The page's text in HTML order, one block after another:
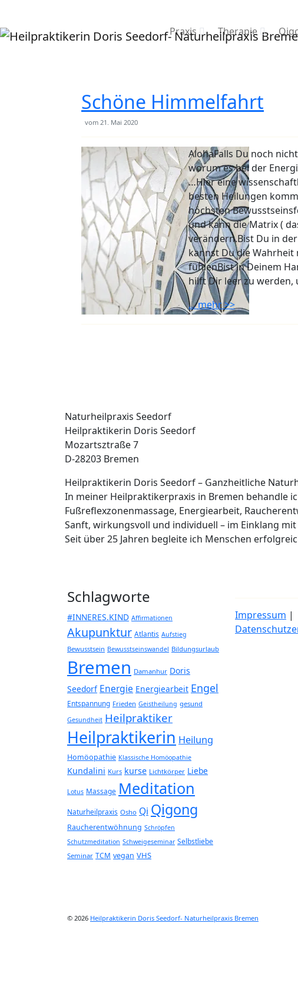
Praxis Therapie
Schöne Himmelfahrt
vom 21. Mai 2020
AlohaFalls Du noch
worum es bei der
…Hier eine
besten Heilungen
höchsten
und kann die Matrix (
verändern.Bist Du in
kannst Du die Wahrheit
fühlenBist in Deinem
hilft Dir leer zu werden,
... mehr >>
Naturheilpraxis Seedorf
Heilpraktikerin Doris Seedorf
Mozartsztraße 7
D-28203 Bremen
Heilpraktikerin Doris Seedorf – Ganzheitliche
In meiner Heilpraktikerpraxis in Bremen behandle
Fußreflexzonenmassage, Energiearbeit,
Sanft, wirkungsvoll und individuell – im Einklang mit
Seit über 25 Jahren begleite ich Menschen
Schlagworte
#INNERES.KIND Affirmationen
Akupunktur Atlantis Aufstieg
Bewusstsein Bewusstseinswandel Bildungsurlaub
Bremen Damanhur Doris
Seedorf Energie Energiearbeit Engel
Entspannung Frieden Geistheilung gesund
Gesundheit Heilpraktiker
Heilpraktikerin Heilung
Homöopathie Klassische Homöopathie
Kundalini Kurs kurse Lichtkörper Liebe
Lotus Massage Meditation
Naturheilpraxis Osho Qi Qigong
Raucherentwöhnung Schröpfen
Schutzmeditation Schweigeseminar Selbstliebe
Seminar TCM vegan VHS
Impressum |
© 2026 Heilpraktikerin Doris Seedorf- Naturheilpraxis Bremen